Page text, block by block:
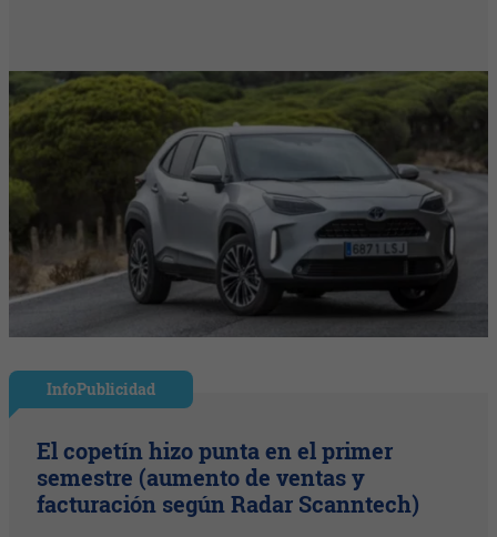
InfoPublicidad
El copetín hizo punta en el primer
semestre (aumento de ventas y
facturación según Radar Scanntech)